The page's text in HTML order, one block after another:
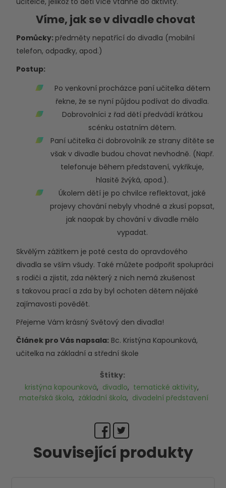
Víme, jak se v divadle chovat
Pomůcky: předměty nepatřící do divadla (mobilní
telefon, odpadky, apod.)
Postup:
Po venkovní procházce paní učitelka dětem
řekne, že se nyní půjdou podívat do divadla.
Dobrovolníci z řad dětí předvádí krátkou
scénku ostatním dětem.
Paní učitelka či dobrovolník ze strany dítěte se
však v divadle budou chovat nevhodně. (Např.
telefonuje během představení, vykřikuje,
hlasitě žvýká, apod.).
Úkolem dětí je po chvilce reflektovat, jaké
projevy chování nebyly vhodné a zkusí popsat,
jak naopak by chování v divadle mělo
vypadat.
Skvělým zážitkem je poté cesta do opravdového
divadla se vším všudy. Také můžete podpořit spolupráci
s rodiči a zjistit, zda některý z nich nemá zkušenost
s takovou prací a zda by byl ochoten dětem nějaké
zajímavosti povědět.
Přejeme Vám krásný Světový den divadla!
Článek pro Vás napsala: Bc. Kristýna Kapounková,
učitelka na základní a střední škole
Štítky:
kristýna kapounková, divadlo, tematické aktivity,
mateřská škola, základní škola, divadelní představení
Související produkty